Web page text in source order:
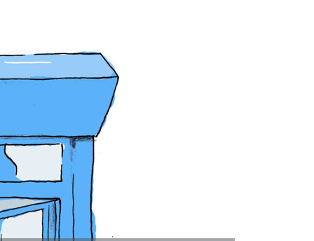
Contact